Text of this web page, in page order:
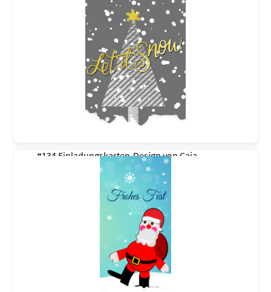
#134 Einladungskarten-Design von Caja